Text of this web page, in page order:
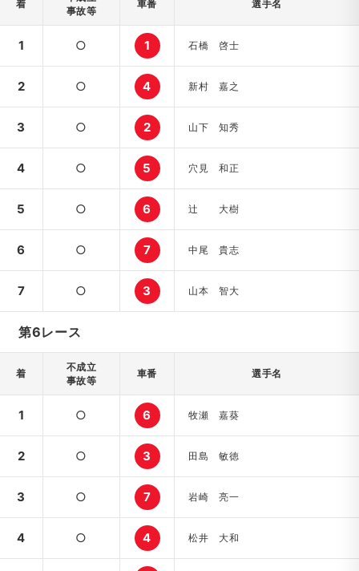
着
事故等
車番 選手名
1 ○ 1 石橋 啓士
2 ○ 4 新村 嘉之
3 ○ 2 山下 知秀
4 ○ 5 穴見 和正
5 ○ 6 辻 大樹
6 ○ 7 中尾 貴志
7 ○ 3 山本 智大
第6レース
着
不成立
事故等
車番 選手名
1 ○ 6 牧瀬 嘉葵
2 ○ 3 田島 敏徳
3 ○ 7 岩崎 亮一
4 ○ 4 松井 大和